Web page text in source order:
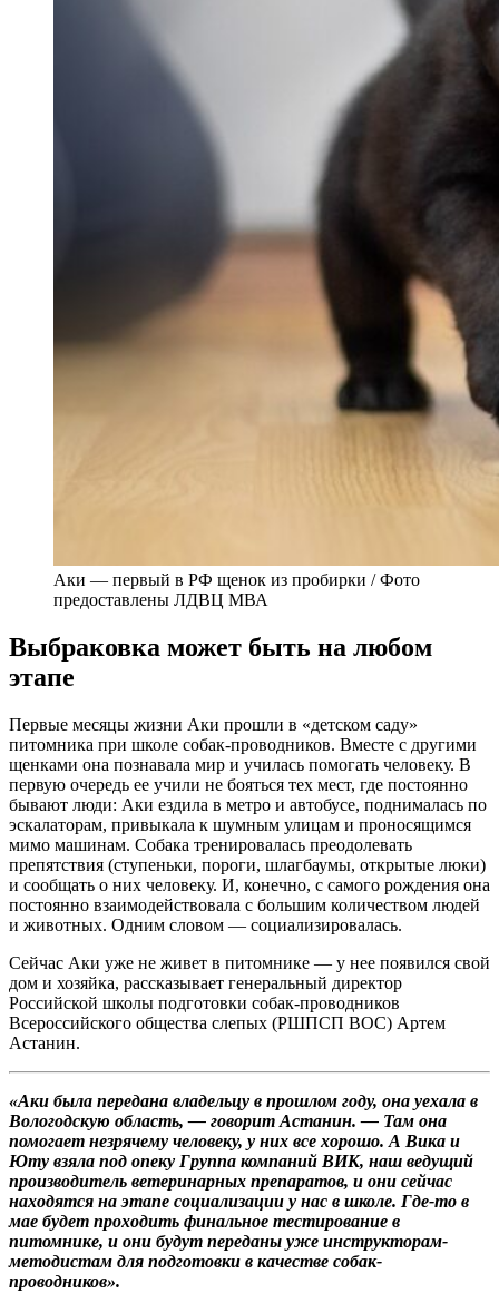
Аки — первый в РФ щенок из пробирки / Фото
предоставлены ЛДВЦ МВА
Выбраковка может быть на любом
этапе
Первые месяцы жизни Аки прошли в «детском саду»
питомника при школе собак-проводников. Вместе с другими
щенками она познавала мир и училась помогать человеку. В
первую очередь ее учили не бояться тех мест, где постоянно
бывают люди: Аки ездила в метро и автобусе, поднималась по
эскалаторам, привыкала к шумным улицам и проносящимся
мимо машинам. Собака тренировалась преодолевать
препятствия (ступеньки, пороги, шлагбаумы, открытые люки)
и сообщать о них человеку. И, конечно, с самого рождения она
постоянно взаимодействовала с большим количеством людей
и животных. Одним словом — социализировалась.
Сейчас Аки уже не живет в питомнике — у нее появился свой
дом и хозяйка, рассказывает генеральный директор
Российской школы подготовки собак-проводников
Всероссийского общества слепых (РШПСП ВОС) Артем
Астанин.
«Аки была передана владельцу в прошлом году, она уехала в
Вологодскую область, — говорит Астанин. — Там она
помогает незрячему человеку, у них все хорошо. А Вика и
Юту взяла под опеку Группа компаний ВИК, наш ведущий
производитель ветеринарных препаратов, и они сейчас
находятся на этапе социализации у нас в школе. Где-то в
мае будет проходить финальное тестирование в
питомнике, и они будут переданы уже инструкторам-
методистам для подготовки в качестве собак-
проводников».